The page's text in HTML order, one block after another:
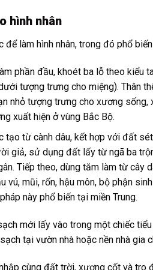
hình nhân
để làm hình nhân, trong đó phổ
phần đầu, khoét ba lỗ theo kiểu
tượng trưng cho miệng). Thân
nhỏ tượng trưng cho xương
xuất hiện ở vùng Bắc Bộ.
tạo từ cành dâu, kết hợp với đất
giả, sử dụng đất lấy từ ngã ba
Tiếp theo, dùng tăm làm từ cây
vú, mũi, rốn, hậu môn, bộ phận
này phổ biến tại miền Trung.
mới lấy vào trong một chiếc
tại vườn nhà hoặc nền nhà gia
cùng đất trời, xương cốt và tro